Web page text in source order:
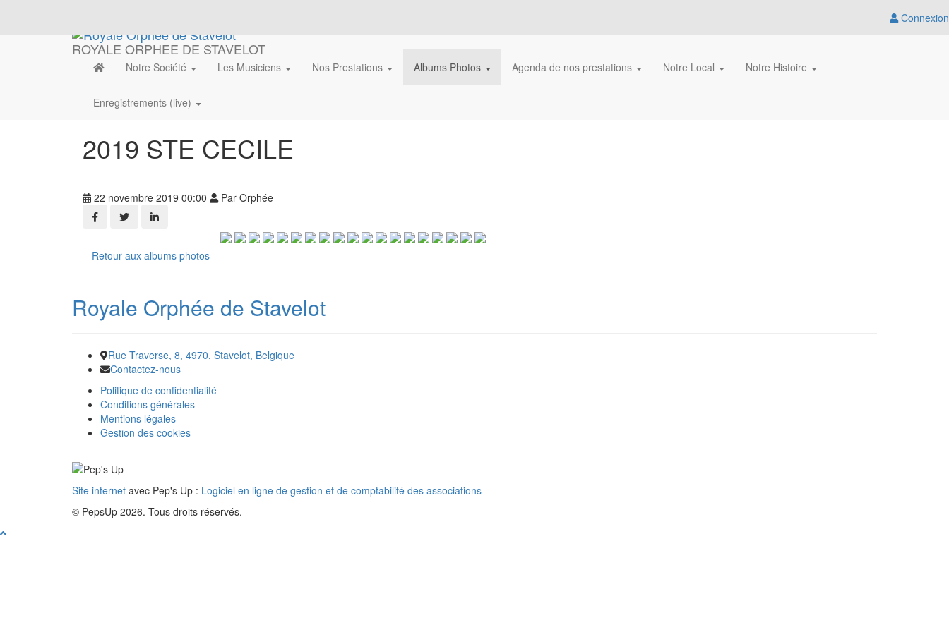
Connexion
ROYALE ORPHEE DE STAVELOT
Notre Société Les Musiciens Nos Prestations Albums Photos Agenda de nos prestations Notre Local Notre Histoire
Enregistrements (live)
2019 STE CECILE
22 novembre 2019 00:00 Par Orphée
Retour aux albums photos
Royale Orphée de Stavelot
Rue Traverse, 8, 4970, Stavelot, Belgique
Contactez-nous
Politique de confidentialité
Conditions générales
Mentions légales
Gestion des cookies
Site internet avec Pep's Up : Logiciel en ligne de gestion et de comptabilité des associations
© PepsUp 2026. Tous droits réservés.